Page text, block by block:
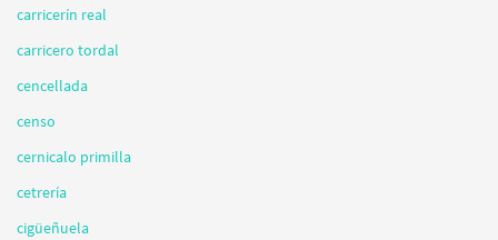
carricerín real
carricero tordal
cencellada
censo
cernicalo primilla
cetrería
cigüeñuela